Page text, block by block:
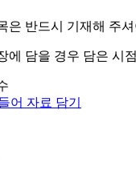
은 반드시 기재해 주
에 담을 경우 담은 시
어 자료 담기